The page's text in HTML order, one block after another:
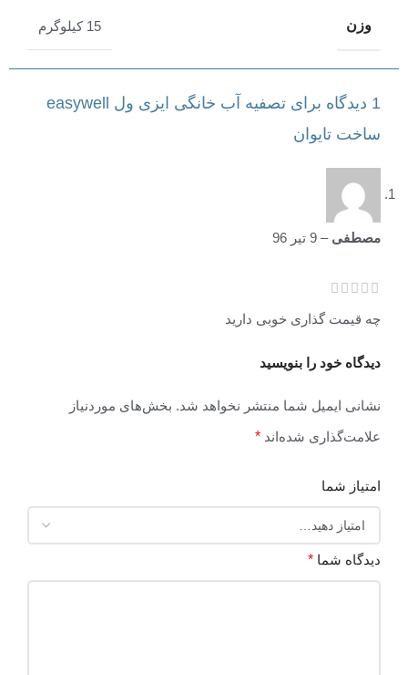
وزن 15 کیلوگرم
1 دیدگاه برای
تصفیه آب خانگی ایزی ول easywell
ساخت تایوان
مصطفی– 9 تیر 96
چه قیمت گذاری خوبی دارید
دیدگاه خود را بنویسید
نشانی ایمیل شما منتشر نخواهد شد. بخش‌های موردنیاز
علامت‌گذاری شده‌اند *
امتیاز شما
دیدگاه شما *